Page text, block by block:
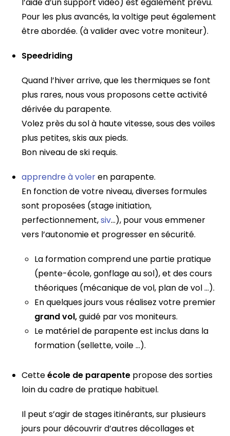
l’aide d’un support vidéo) est également prévu.
Pour les plus avancés, la voltige peut également
être abordée. (à valider avec votre moniteur).
Speedriding
Quand l’hiver arrive, que les thermiques se font
plus rares, nous vous proposons cette activité
dérivée du parapente.
Volez près du sol à haute vitesse, sous des voiles
plus petites, skis aux pieds.
Bon niveau de ski requis.
apprendre à voleren parapente.
En fonction de votre niveau, diverses formules
sont proposées (stage initiation,
perfectionnement,siv…), pour vous emmener
vers l’autonomie et progresser en sécurité.
La formation comprend une partie pratique
(pente-école, gonflage au sol), et des cours
théoriques (mécanique de vol, plan de vol …).
En quelques jours vous réalisez votre premier
grand vol,guidé par vos moniteurs.
Le matériel de parapente est inclus dans la
formation (sellette, voile …).
Cetteécole de parapente propose des sorties
loin du cadre de pratique habituel.
Il peut s’agir de stages itinérants, sur plusieurs
jours pour découvrir d’autres décollages et